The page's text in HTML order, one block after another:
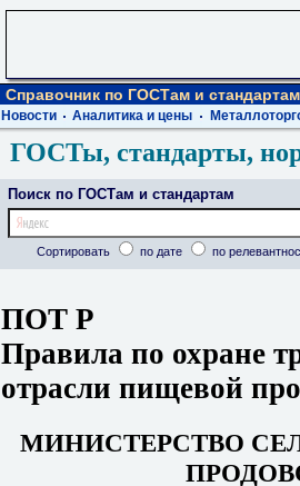
Справочник по ГОСТам и стандартам
Новости Аналитика и цены
ГОСТы, стандарты,
Поиск по ГОСТам и стандартам
Сортировать по дате по
ПОТ Р
Правила по охране
отрасли пищевой
МИНИСТЕРСТВО